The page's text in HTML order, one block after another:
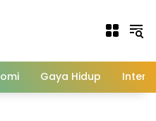
Gaya Hidup